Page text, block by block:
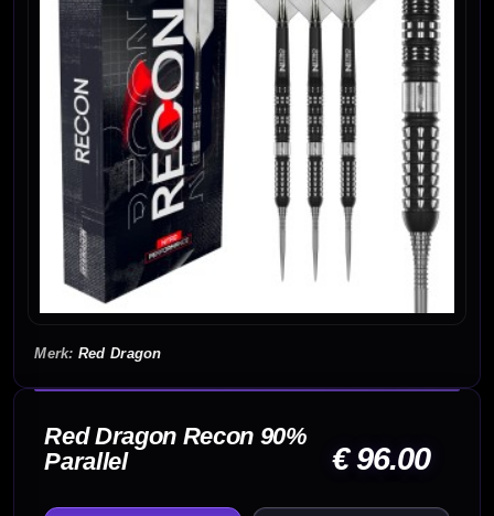
Red Dragon
Red Dragon Recon 90%
Parallel
€ 96.00